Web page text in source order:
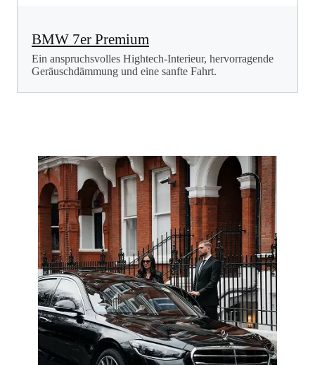
BMW 7er Premium
Ein anspruchsvolles Hightech-Interieur, hervorragende
Geräuschdämmung und eine sanfte Fahrt.